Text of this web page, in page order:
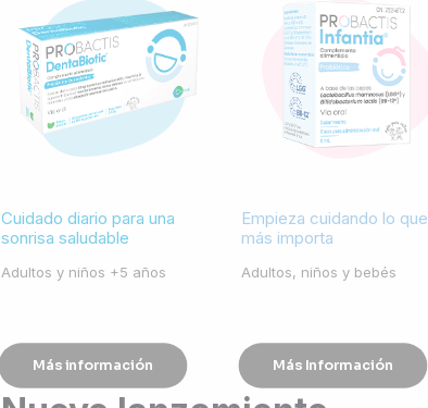
Cuidado diario para una
sonrisa saludable
Adultos y niños +5 años
Más información
Empieza cuidando lo que
más importa
Adultos, niños y bebés
Más Información